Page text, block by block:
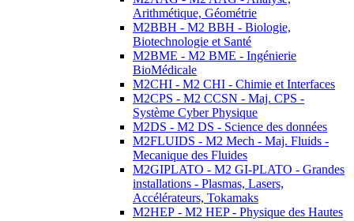
Arithmétique, Géométrie
M2BBH - M2 BBH - Biologie,
Biotechnologie et Santé
M2BME - M2 BME - Ingénierie
BioMédicale
M2CHI - M2 CHI - Chimie et Interfaces
M2CPS - M2 CCSN - Maj. CPS -
Système Cyber Physique
M2DS - M2 DS - Science des données
M2FLUIDS - M2 Mech - Maj. Fluids -
Mecanique des Fluides
M2GIPLATO - M2 GI-PLATO - Grandes
installations - Plasmas, Lasers,
Accélérateurs, Tokamaks
M2HEP - M2 HEP - Physique des Hautes